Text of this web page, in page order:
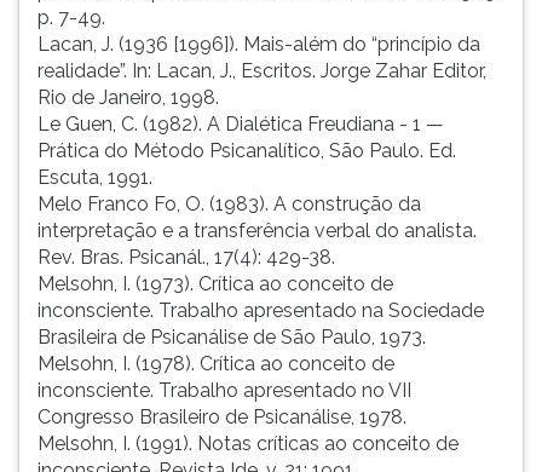
p. 7-49.
Lacan, J. (1936 [1996]). Mais-além do “princípio da
realidade”. In: Lacan, J., Escritos. Jorge Zahar Editor,
Rio de Janeiro, 1998.
Le Guen, C. (1982). A Dialética Freudiana - 1 —
Prática do Método Psicanalítico, São Paulo. Ed.
Escuta, 1991.
Melo Franco Fo, O. (1983). A construção da
interpretação e a transferência verbal do analista.
Rev. Bras. Psicanál., 17(4): 429-38.
Melsohn, I. (1973). Crítica ao conceito de
inconsciente. Trabalho apresentado na Sociedade
Brasileira de Psicanálise de São Paulo, 1973.
Melsohn, I. (1978). Crítica ao conceito de
inconsciente. Trabalho apresentado no VII
Congresso Brasileiro de Psicanálise, 1978.
Melsohn, I. (1991). Notas críticas ao conceito de